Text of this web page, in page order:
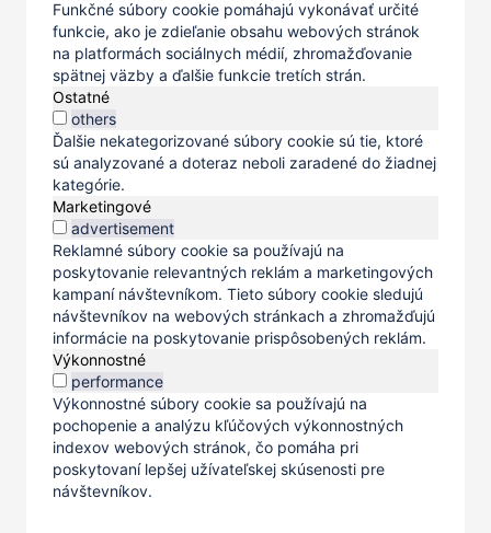
Funkčné súbory cookie pomáhajú vykonávať určité
funkcie, ako je zdieľanie obsahu webových stránok
na platformách sociálnych médií, zhromažďovanie
spätnej väzby a ďalšie funkcie tretích strán.
Ostatné
others
Ďalšie nekategorizované súbory cookie sú tie, ktoré
sú analyzované a doteraz neboli zaradené do žiadnej
kategórie.
Marketingové
advertisement
Reklamné súbory cookie sa používajú na
poskytovanie relevantných reklám a marketingových
kampaní návštevníkom. Tieto súbory cookie sledujú
návštevníkov na webových stránkach a zhromažďujú
informácie na poskytovanie prispôsobených reklám.
Výkonnostné
performance
Výkonnostné súbory cookie sa používajú na
pochopenie a analýzu kľúčových výkonnostných
indexov webových stránok, čo pomáha pri
poskytovaní lepšej užívateľskej skúsenosti pre
návštevníkov.